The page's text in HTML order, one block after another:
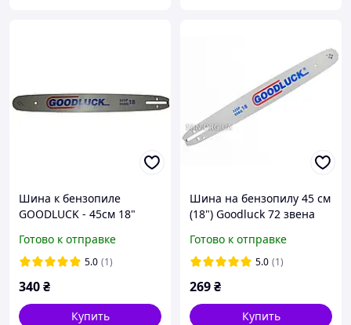
Шина к бензопиле
GOODLUCK - 45см 18"
Готово к отправке
5.0 (1)
340₴
Купить
Шина на бензопилу 45 см
(18") Goodluck 72 звена
Готово к отправке
5.0 (1)
269₴
Купить